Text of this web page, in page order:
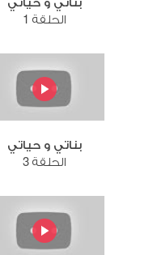
الحلقة 1
بناتي و حياتي
الحلقة 3